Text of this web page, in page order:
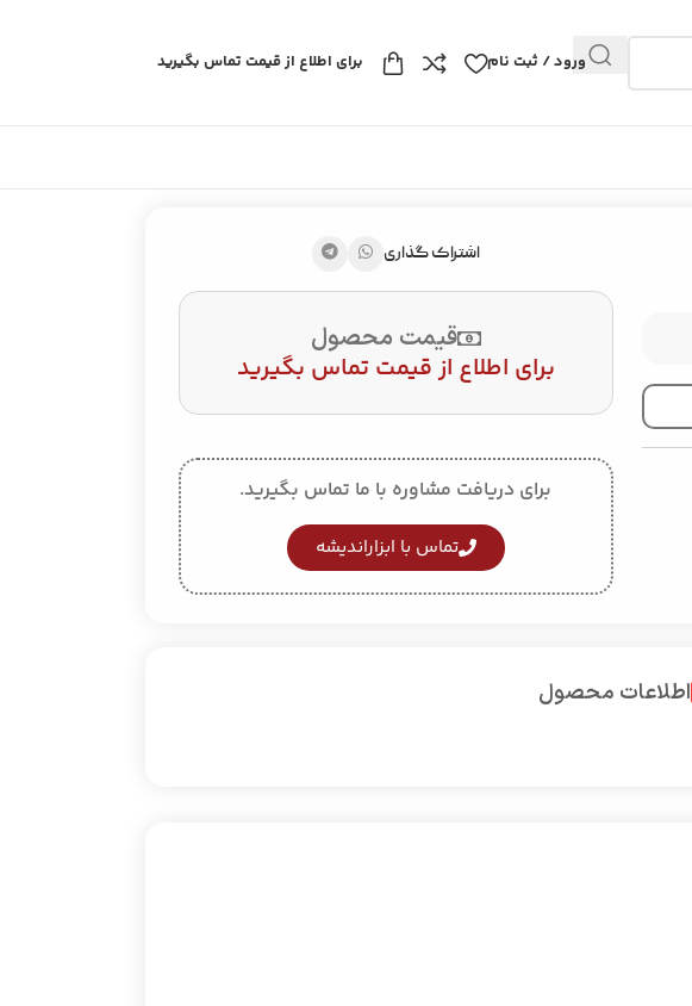
ورود / ثبت نام برای اطلاع از قیمت تماس بگیرید
اشتراک گذاری
قیمت محصول
برای اطلاع از قیمت تماس بگیرید
برای دریافت مشاوره با ما تماس بگیرید.
تماس با ابزاراندیشه
اطلاعات محصول